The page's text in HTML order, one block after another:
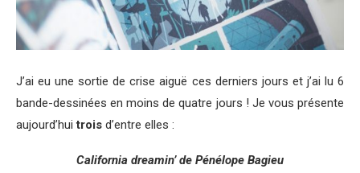
J’ai eu une sortie de crise aiguë ces derniers jours et j’ai lu 6
bande-dessinées en moins de quatre jours ! Je vous présente
aujourd’huitrois d’entre elles :
California dreamin’ de Pénélope Bagieu